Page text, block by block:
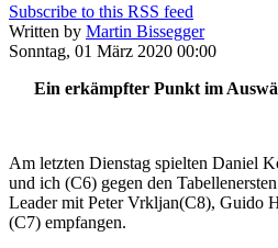
Subscribe to this RSS feed
Written by Martin Bissegger
Sonntag, 01 März 2020 00:00
Ein erkämpfter Punkt im
Am letzten Dienstag spielten Daniel
und ich (C6) gegen den
Leader mit Peter Vrkljan(C8), Guido
(C7) empfangen.